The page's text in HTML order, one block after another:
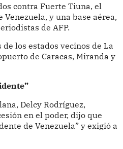
contra Fuerte Tiuna, el
y una base aérea,
de AFP.
los estados vecinos de La
de Caracas, Miranda y
Delcy Rodríguez,
en el poder, dijo que
de Venezuela” y exigió a